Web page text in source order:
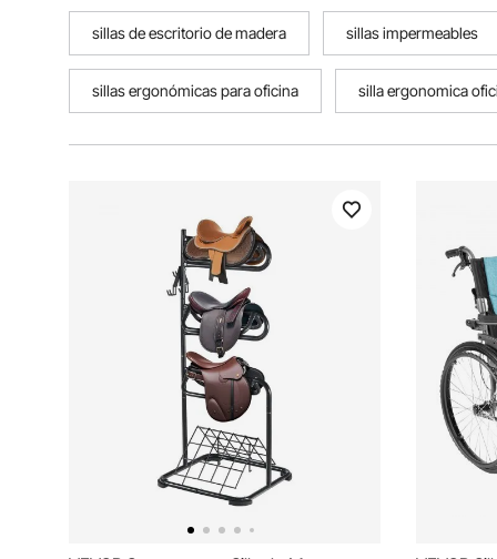
sillas de escritorio de madera sillas impermeables
sillas ergonómicas para oficina silla ergonomica